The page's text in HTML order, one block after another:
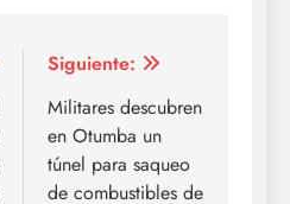
Siguiente:
Militares descubren
en Otumba un
túnel para saqueo
de combustibles de